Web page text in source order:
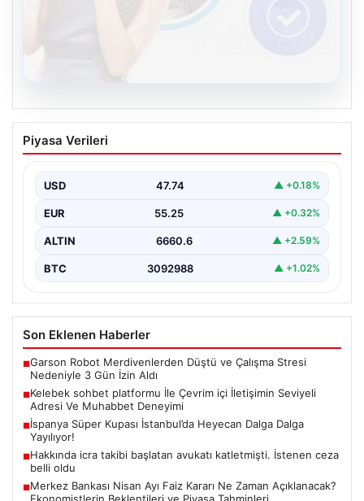
Kelebek sohbet platformu İle Çevrim içi
İletişimin Seviyeli Adresi Ve Muhabbet
İnternet dünyasında kullanıcıların güvenli bir tarzda
birçok…
Piyasa Verileri
USD 47.74 ▲ +0.18%
EUR 55.25 ▲ +0.32%
ALTIN 6660.6 ▲ +2.59%
BTC 3092988 ▲ +1.02%
Son Eklenen Haberler
■Garson Robot Merdivenlerden Düştü ve Çalışma Stresi
Nedeniyle 3 Gün İzin Aldı
■Kelebek sohbet platformu İle Çevrim içi İletişimin Seviyeli
Adresi Ve Muhabbet Deneyimi
■İspanya Süper Kupası İstanbul’da Heyecan Dalga Dalga
Yayılıyor!
■Hakkında icra takibi başlatan avukatı katletmişti. İstenen ceza
belli oldu
■Merkez Bankası Nisan Ayı Faiz Kararı Ne Zaman Açıklanacak?